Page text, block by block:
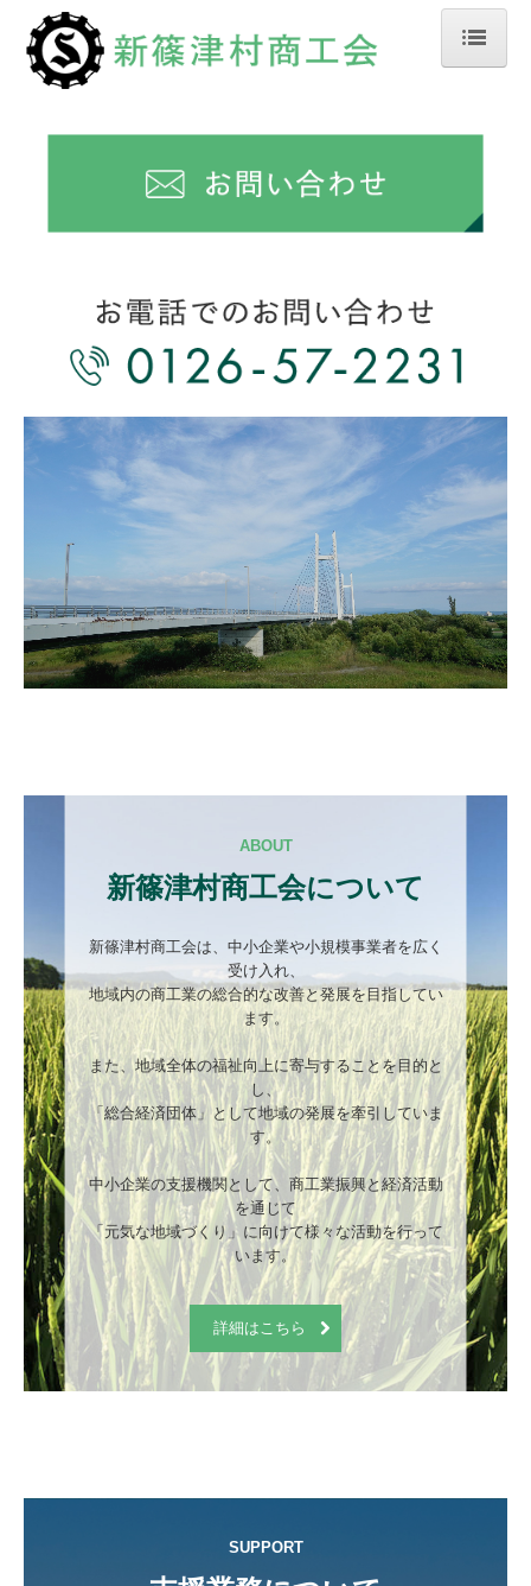
ホーム
広報誌「こんにちは」
支援業務について
入会のご案内
会員の商品紹介
２０２６年度
ABOUT
新篠津村商工会について
新篠津村商工会は、中小企業や小規模事業者を広く
受け入れ、
地域内の商工業の総合的な改善と発展を目指してい
ます。
また、地域全体の福祉向上に寄与することを目的と
し、
「総合経済団体」として地域の発展を牽引していま
す。
中小企業の支援機関として、商工業振興と経済活動
を通じて
「元気な地域づくり」に向けて様々な活動を行って
います。
詳細はこちら
SUPPORT